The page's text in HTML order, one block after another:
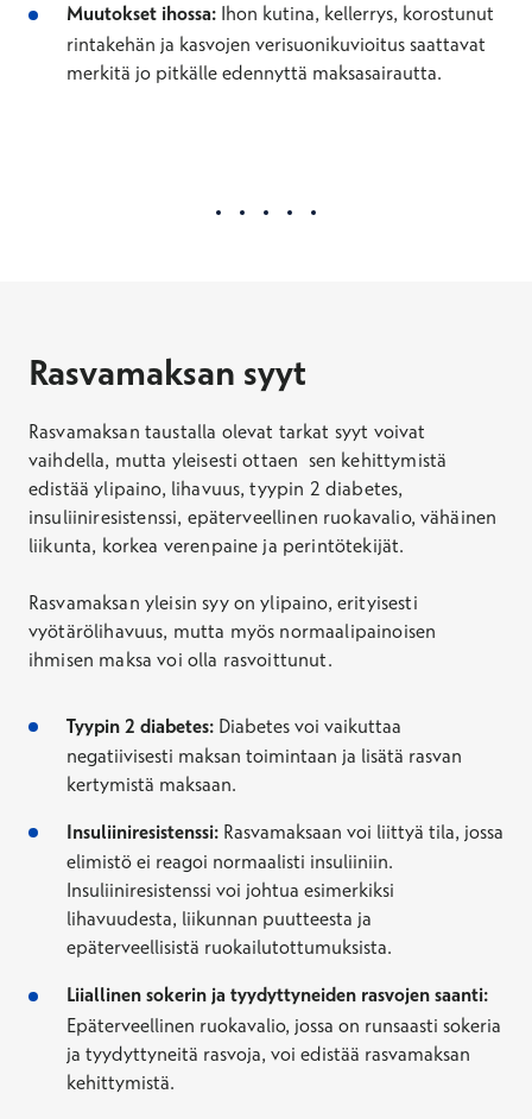
Muutokset ihossa: Ihon kutina, kellerrys, korostunut
rintakehän ja kasvojen verisuonikuvioitus saattavat
merkitä jo pitkälle edennyttä maksasairautta.
Rasvamaksan syyt
Rasvamaksan taustalla olevat tarkat syyt voivat
vaihdella, mutta yleisesti ottaen sen kehittymistä
edistää ylipaino, lihavuus, tyypin 2 diabetes,
insuliiniresistenssi, epäterveellinen ruokavalio, vähäinen
liikunta, korkea verenpaine ja perintötekijät.
Rasvamaksan yleisin syy on ylipaino, erityisesti
vyötärölihavuus, mutta myös normaalipainoisen
ihmisen maksa voi olla rasvoittunut.
Tyypin 2 diabetes: Diabetes voi vaikuttaa
negatiivisesti maksan toimintaan ja lisätä rasvan
kertymistä maksaan.
Insuliiniresistenssi: Rasvamaksaan voi liittyä tila, jossa
elimistö ei reagoi normaalisti insuliiniin.
Insuliiniresistenssi voi johtua esimerkiksi
lihavuudesta, liikunnan puutteesta ja
epäterveellisistä ruokailutottumuksista.
Liiallinen sokerin ja tyydyttyneiden rasvojen saanti:
Epäterveellinen ruokavalio, jossa on runsaasti sokeria
ja tyydyttyneitä rasvoja, voi edistää rasvamaksan
kehittymistä.